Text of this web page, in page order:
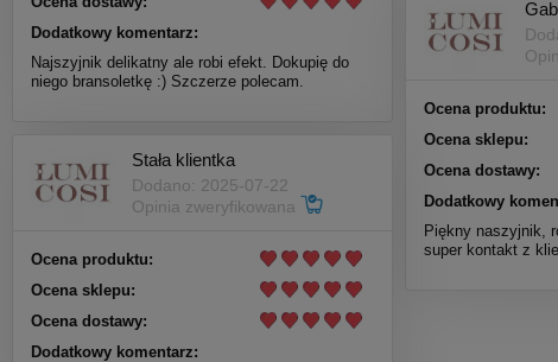
Dodatkowy komentarz:
Najszyjnik delikatny ale robi efekt. Dokupię do
niego bransoletkę :) Szczerze polecam.
Ocena produktu:
Ocena sklepu:
Ocena dostawy:
Dodatkowy
Piękny naszyjnik,
super kontakt z
Stała klientka
Dodano: 2025-07-22
Opinia zweryfikowana
Ocena produktu:
Ocena sklepu:
Ocena dostawy:
Dodatkowy komentarz: